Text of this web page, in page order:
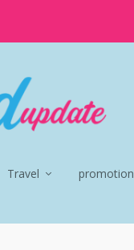
Travel promotion